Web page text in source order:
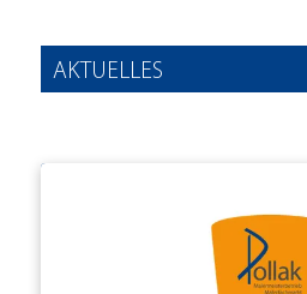
AKTUELLES